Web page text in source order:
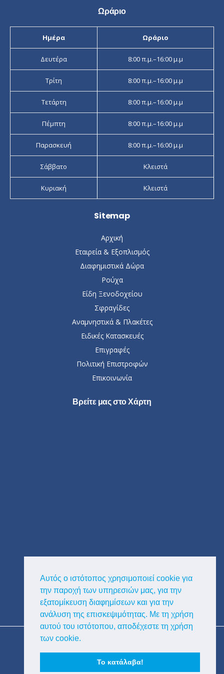
Αυτός ο ιστότοπος χρησιμοποιεί cookie για
την παροχή των υπηρεσιών μας, για την
εξατομίκευση διαφημίσεων και για την
ανάλυση της επισκεψιμότητας. Με τη χρήση
αυτού του ιστότοπου, αποδέχεστε τη χρήση
των cookie.
Το κατάλαβα!
Ωράριο
Ημέρα Ωράριο
Δευτέρα 8:00 π.μ.–16:00 μ.μ
Τρίτη 8:00 π.μ.–16:00 μ.μ
Τετάρτη 8:00 π.μ.–16:00 μ.μ
Πέμπτη 8:00 π.μ.–16:00 μ.μ
Παρασκευή 8:00 π.μ.–16:00 μ.μ
Σάββατο Κλειστά
Κυριακή Κλειστά
Sitemap
Αρχική
Εταιρεία & Εξοπλισμός
Διαφημιστικά Δώρα
Ρούχα
Είδη Ξενοδοχείου
Σφραγίδες
Αναμνηστικά & Πλακέτες
Ειδικές Κατασκευές
Επιγραφές
Πολιτική Επιστροφών
Επικοινωνία
Βρείτε μας στο Χάρτη
Copyright © Κυκλαδική Διαφημιστική